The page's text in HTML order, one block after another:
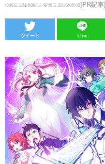
投稿日:2014/09/13 更新日:2015/06/05 [PR記事]
ツイート Line